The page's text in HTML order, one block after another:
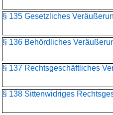
§ 135 Gesetzliches
§ 136 Behördliches
§ 137 Rechtsgeschäftliches
§ 138 Sittenwidriges